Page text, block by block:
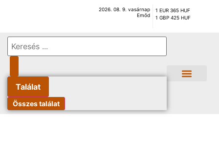
2026. 08. 9. vasárnap
Emőd
1 EUR 365 HUF
1 GBP 425 HUF
Találat
Összes találat